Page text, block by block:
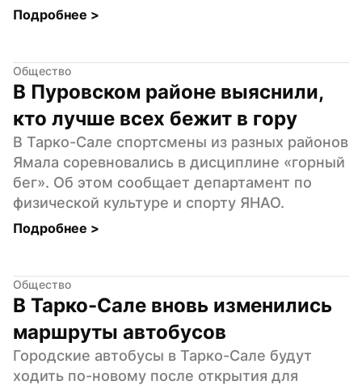
Подробнее >
Общество
В Пуровском районе выяснили,
кто лучше всех бежит в гору
В Тарко-Сале спортсмены из разных районов
Ямала соревновались в дисциплине «горный
бег». Об этом сообщает департамент по
физической культуре и спорту ЯНАО.
Подробнее >
Общество
В Тарко-Сале вновь изменились
маршруты автобусов
Городские автобусы в Тарко-Сале будут
ходить по-новому после открытия для